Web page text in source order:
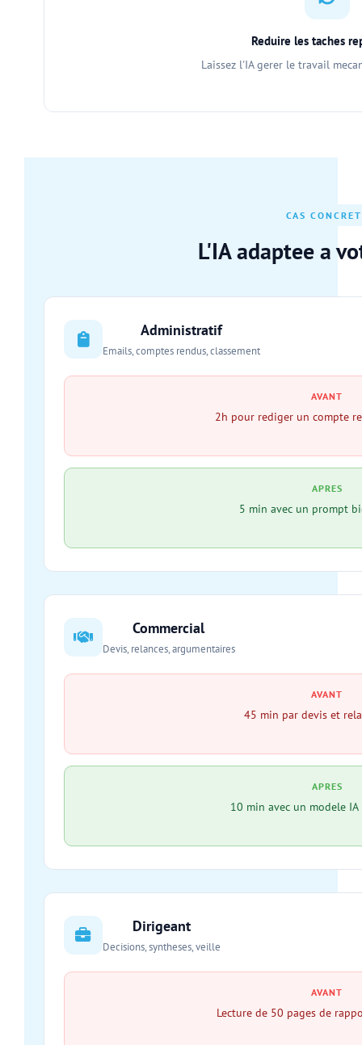
Reduire les taches
Laissez l'IA gerer le travail
CAS
L'IA adaptee a
Administratif
Emails, comptes rendus, classement
AVANT
2h pour rediger un compte
APRES
5 min avec un prompt
Commercial
Devis, relances, argumentaires
AVANT
45 min par devis et
APRES
10 min avec un modele
Dirigeant
Decisions, syntheses, veille
AVANT
Lecture de 50 pages de